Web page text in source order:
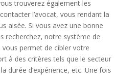
trouverez également les
l’avocat, vous rendant la
aisée. Si vous avez une bonne
recherchez, notre système de
vous permet de cibler votre
à des critères tels que le secteur
la durée d’expérience, etc. Une fois